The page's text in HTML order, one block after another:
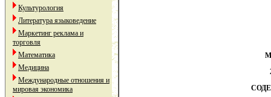
Культурология
Литература языковедение
Маркетинг реклама и
торговля
Математика
Медицина
Международные отношения и
мировая экономика